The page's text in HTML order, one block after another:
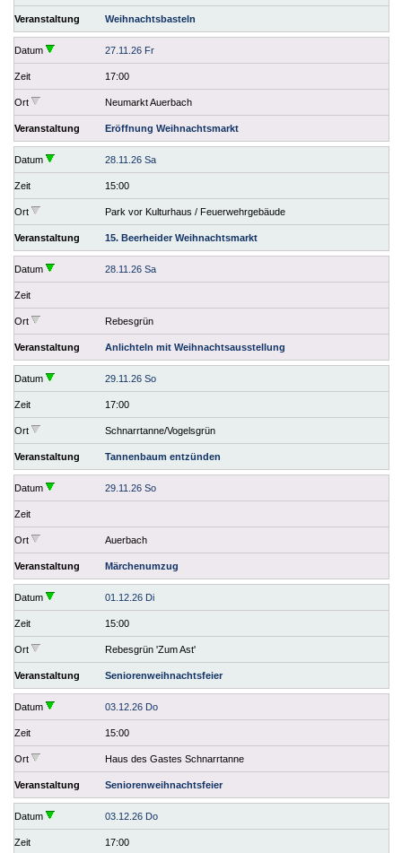
Veranstaltung Weihnachtsbasteln
Datum 27.11.26 Fr
Zeit 17:00
Ort Neumarkt Auerbach
Veranstaltung Eröffnung Weihnachtsmarkt
Datum 28.11.26 Sa
Zeit 15:00
Ort Park vor Kulturhaus / Feuerwehrgebäude
Veranstaltung 15. Beerheider Weihnachtsmarkt
Datum 28.11.26 Sa
Zeit
Ort Rebesgrün
Veranstaltung Anlichteln mit Weihnachtsausstellung
Datum 29.11.26 So
Zeit 17:00
Ort Schnarrtanne/Vogelsgrün
Veranstaltung Tannenbaum entzünden
Datum 29.11.26 So
Zeit
Ort Auerbach
Veranstaltung Märchenumzug
Datum 01.12.26 Di
Zeit 15:00
Ort Rebesgrün 'Zum Ast'
Veranstaltung Seniorenweihnachtsfeier
Datum 03.12.26 Do
Zeit 15:00
Ort Haus des Gastes Schnarrtanne
Veranstaltung Seniorenweihnachtsfeier
Datum 03.12.26 Do
Zeit 17:00